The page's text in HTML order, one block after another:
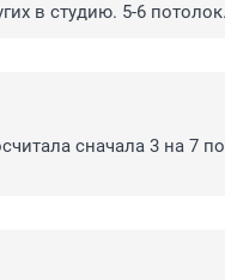
в студию. 5-6 потолок.
сначала 3 на 7